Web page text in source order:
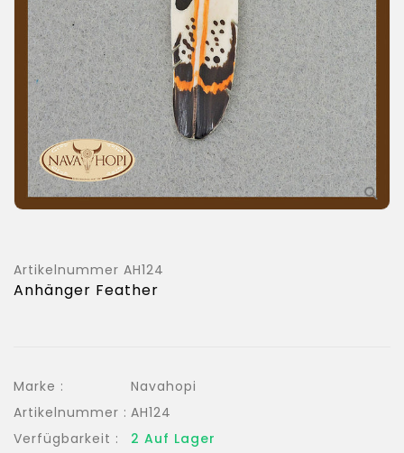
Artikelnummer AH124
Anhänger Feather
Marke :
Navahopi
Artikelnummer : AH124
Verfügbarkeit :
2 Auf Lager